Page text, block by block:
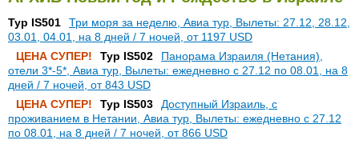
Тур IS501
Три моря за неделю, Авиа тур, Вылеты: 27.12, 28.12,
03.01, 04.01, на 8 дней / 7 ночей, от 1197 USD
ЦЕНА СУПЕР!
Тур IS502
Панорама Израиля (Нетания),
отели 3*-5*, Авиа тур, Вылеты: ежедневно с 27.12 по 08.01, на 8
дней / 7 ночей, от 843 USD
ЦЕНА СУПЕР!
Тур IS503
Доступный Израиль, с
проживанием в Нетании, Авиа тур, Вылеты: ежедневно с 27.12
по 08.01, на 8 дней / 7 ночей, от 866 USD